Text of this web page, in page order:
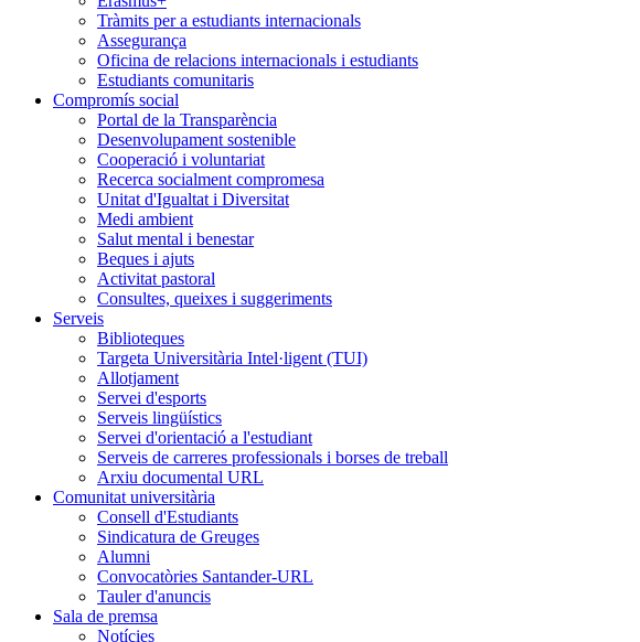
Tràmits per a estudiants internacionals
Assegurança
Oficina de relacions internacionals i estudiants
Estudiants comunitaris
Compromís social
Portal de la Transparència
Desenvolupament sostenible
Cooperació i voluntariat
Recerca socialment compromesa
Unitat d'Igualtat i Diversitat
Medi ambient
Salut mental i benestar
Beques i ajuts
Activitat pastoral
Consultes, queixes i suggeriments
Serveis
Biblioteques
Targeta Universitària Intel·ligent (TUI)
Allotjament
Servei d'esports
Serveis lingüístics
Servei d'orientació a l'estudiant
Serveis de carreres professionals i borses de treball
Arxiu documental URL
Comunitat universitària
Consell d'Estudiants
Sindicatura de Greuges
Alumni
Convocatòries Santander-URL
Tauler d'anuncis
Sala de premsa
Notícies